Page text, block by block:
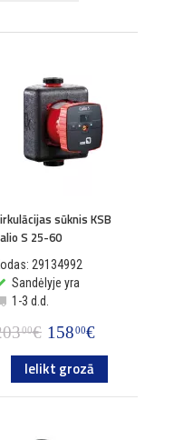
sūknis KSB
S 25-60
29134992
Sandėlyje yra
1-3 d.d.
00€ 15800€
Ielikt grozā